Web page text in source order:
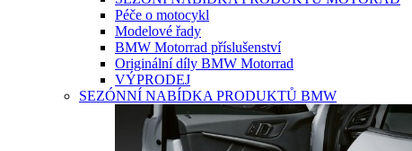
Péče o motocykl
Modelové řady
BMW Motorrad příslušenství
Originální díly BMW Motorrad
VÝPRODEJ
SEZÓNNÍ NABÍDKA PRODUKTŮ BMW